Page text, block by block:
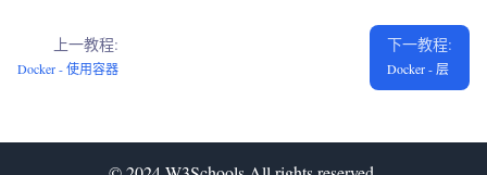
上一教程:
Docker - 使用容器
下一教程:
Docker - 层